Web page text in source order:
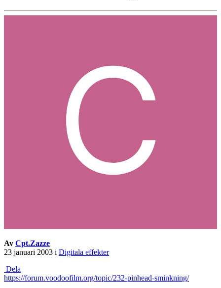
Av Cpt.Zazze
23 januari 2003 i Digitala effekter
Dela
https://forum.voodoofilm.org/topic/232-pinhead-sminkning/